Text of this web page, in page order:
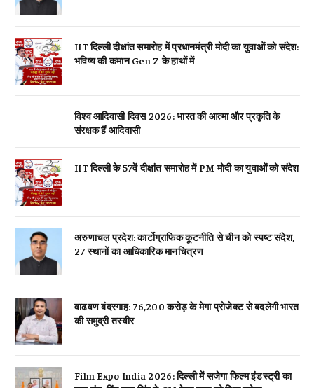
IIT दिल्ली दीक्षांत समारोह में प्रधानमंत्री मोदी का युवाओं को संदेश:
भविष्य की कमान Gen Z के हाथों में
विश्व आदिवासी दिवस 2026: भारत की आत्मा और प्रकृति के
संरक्षक हैं आदिवासी
IIT दिल्ली के 57वें दीक्षांत समारोह में PM मोदी का युवाओं को संदेश
अरुणाचल प्रदेश: कार्टोग्राफिक कूटनीति से चीन को स्पष्ट संदेश,
27 स्थानों का आधिकारिक मानचित्रण
वाढवण बंदरगाह: 76,200 करोड़ के मेगा प्रोजेक्ट से बदलेगी भारत
की समुद्री तस्वीर
Film Expo India 2026: दिल्ली में सजेगा फिल्म इंडस्ट्री का